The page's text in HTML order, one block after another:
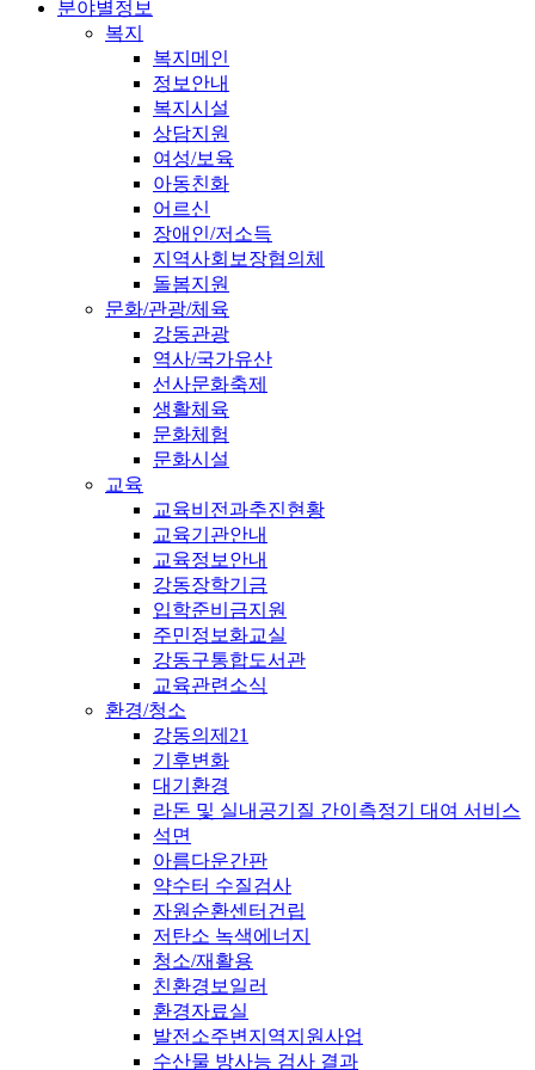
분야별정보
복지
복지메인
정보안내
복지시설
상담지원
여성/보육
아동친화
어르신
장애인/저소득
지역사회보장협의체
돌봄지원
문화/관광/체육
강동관광
역사/국가유산
선사문화축제
생활체육
문화체험
문화시설
교육
교육비전과추진현황
교육기관안내
교육정보안내
강동장학기금
입학준비금지원
주민정보화교실
강동구통합도서관
교육관련소식
환경/청소
강동의제21
기후변화
대기환경
라돈 및 실내공기질 간이측정기 대여 서비스
석면
아름다운간판
약수터 수질검사
자원순환센터건립
저탄소 녹색에너지
청소/재활용
친환경보일러
환경자료실
발전소주변지역지원사업
수산물 방사능 검사 결과